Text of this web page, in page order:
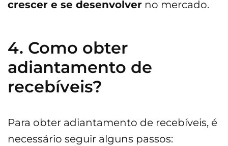
crescer e se desenvolver no mercado.
4. Como obter
adiantamento de
recebíveis?
Para obter adiantamento de recebíveis, é
necessário seguir alguns passos: